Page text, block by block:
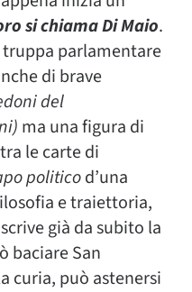
si chiama Di Maio.
parlamentare
di brave
del
ma una figura di
le carte di
politicod’una
e traiettoria,
già da subito la
baciare San
curia, può astenersi